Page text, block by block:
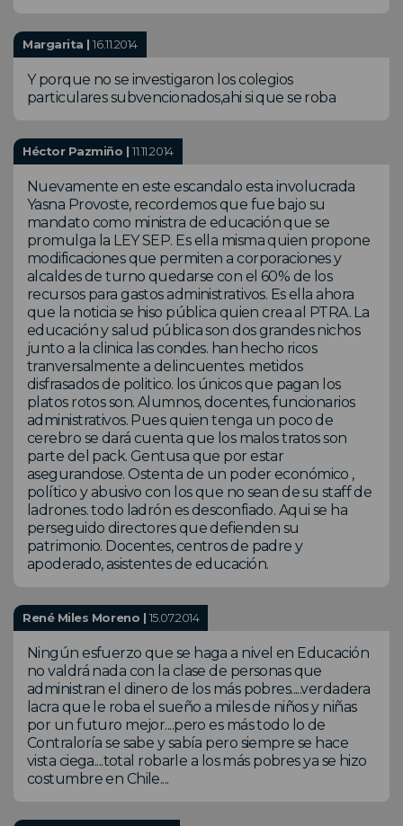
Margarita |16.11.2014
Y porque no se investigaron los colegios
particulares subvencionados,ahi si que se roba
Héctor Pazmiño |11.11.2014
Nuevamente en este escandalo esta involucrada
Yasna Provoste, recordemos que fue bajo su
mandato como ministra de educación que se
promulga la LEY SEP. Es ella misma quien propone
modificaciones que permiten a corporaciones y
alcaldes de turno quedarse con el 60% de los
recursos para gastos administrativos. Es ella ahora
que la noticia se hiso pública quien crea al PTRA. La
educación y salud pública son dos grandes nichos
junto a la clinica las condes. han hecho ricos
tranversalmente a delincuentes. metidos
disfrasados de politico. los únicos que pagan los
platos rotos son. Alumnos, docentes, funcionarios
administrativos. Pues quien tenga un poco de
cerebro se dará cuenta que los malos tratos son
parte del pack. Gentusa que por estar
asegurandose. Ostenta de un poder económico ,
político y abusivo con los que no sean de su staff de
ladrones. todo ladrón es desconfiado. Aqui se ha
perseguido directores que defienden su
patrimonio. Docentes, centros de padre y
apoderado, asistentes de educación.
René Miles Moreno | 15.07.2014
Ningún esfuerzo que se haga a nivel en Educación
no valdrá nada con la clase de personas que
administran el dinero de los más pobres.....verdadera
lacra que le roba el sueño a miles de niños y niñas
por un futuro mejor....pero es más todo lo de
Contraloría se sabe y sabía pero siempre se hace
vista ciega....total robarle a los más pobres ya se hizo
costumbre en Chile....